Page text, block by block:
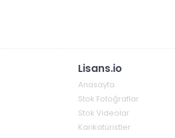
Lisans.io
Anasayfa
Stok Fotoğraflar
Stok Videolar
Karikatüristler